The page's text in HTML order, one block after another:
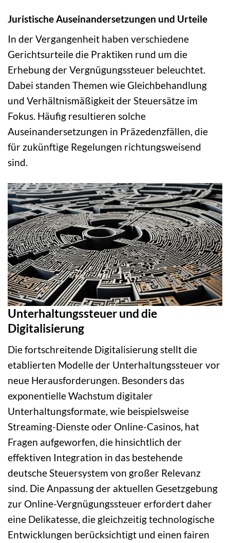
Juristische Auseinandersetzungen und Urteile
In der Vergangenheit haben verschiedene
Gerichtsurteile die Praktiken rund um die
Erhebung der Vergnügungssteuer beleuchtet.
Dabei standen Themen wie Gleichbehandlung
und Verhältnismäßigkeit der Steuersätze im
Fokus. Häufig resultieren solche
Auseinandersetzungen in Präzedenzfällen, die
für zukünftige Regelungen richtungsweisend
sind.
Unterhaltungssteuer und die
Digitalisierung
Die fortschreitende Digitalisierung stellt die
etablierten Modelle der Unterhaltungssteuer vor
neue Herausforderungen. Besonders das
exponentielle Wachstum digitaler
Unterhaltungsformate, wie beispielsweise
Streaming-Dienste oder Online-Casinos, hat
Fragen aufgeworfen, die hinsichtlich der
effektiven Integration in das bestehende
deutsche Steuersystem von großer Relevanz
sind. Die Anpassung der aktuellen Gesetzgebung
zur Online-Vergnügungssteuer erfordert daher
eine Delikatesse, die gleichzeitig technologische
Entwicklungen berücksichtigt und einen fairen